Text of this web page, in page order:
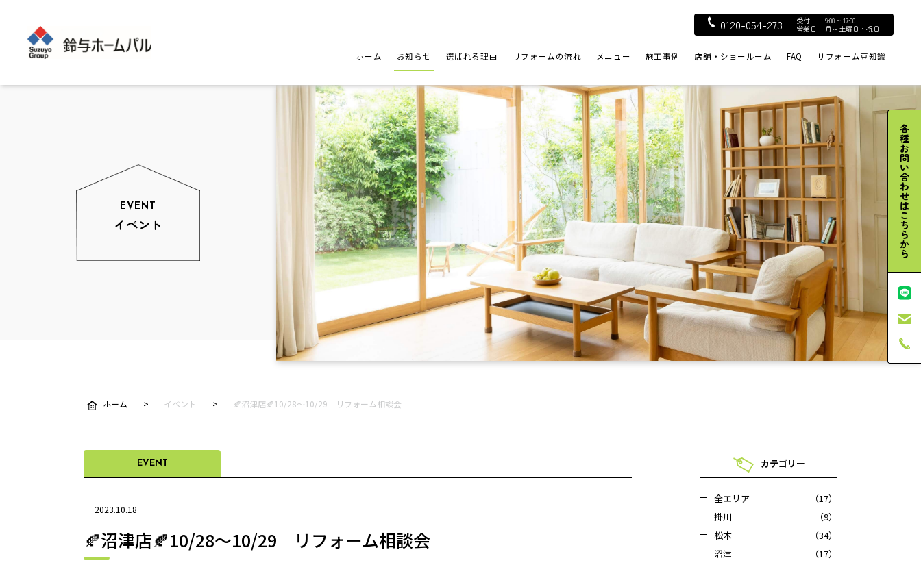
0120-054-273 受付
9:00 ~ 17:00
営業日
月～土曜日・祝日
ホーム お知らせ 選ばれる理由 リフォームの流れ メニュー 施工事例 店舗・ショールーム FAQ リフォーム豆知識
EVENT
イベント
ホーム イベント 🍂沼津店🍂10/28～10/29 リフォーム相談会
EVENT
2023.10.18
🍂沼津店🍂10/28～10/29 リフォーム相談会
カテゴリー
全エリア
（17）
掛川
（9）
松本
（34）
沼津
（17）
各種お問い合わせはこちらから